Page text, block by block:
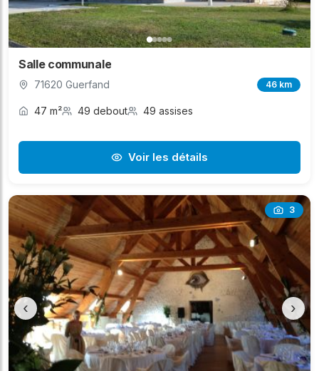
Salle communale
71620 Guerfand 46 km
47 m² 49 debout 49 assises
Voir les détails
3
‹ ›